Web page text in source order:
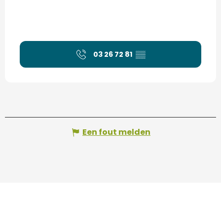
03 26 72 81 ▒▒
Een fout melden